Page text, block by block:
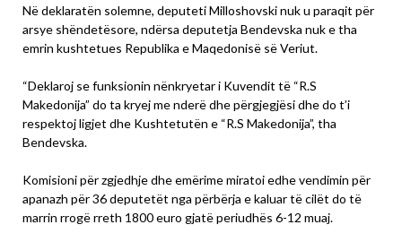
Në deklaratën solemne, deputeti Milloshovski nuk u paraqit për
arsye shëndetësore, ndërsa deputetja Bendevska nuk e tha
emrin kushtetues Republika e Maqedonisë së Veriut.
“Deklaroj se funksionin nënkryetar i Kuvendit të “R.S
Makedonija” do ta kryej me nderë dhe përgjegjësi dhe do t’i
respektoj ligjet dhe Kushtetutën e “R.S Makedonija”, tha
Bendevska.
Komisioni për zgjedhje dhe emërime miratoi edhe vendimin për
apanazh për 36 deputetët nga përbërja e kaluar të cilët do të
marrin rrogë rreth 1800 euro gjatë periudhës 6-12 muaj.